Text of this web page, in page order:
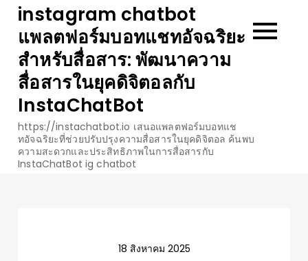
content
instagram chatbot
แพลตฟอร์มบอทแชทอัจฉริยะ
สำหรับสื่อสาร: พัฒนาความ
สื่อสารในยุคดิจิตอลกับ
InstaChatBot
https://instachatbot.io เสนอแพลตฟอร์มบอทแช
ทอัจฉริยะที่ช่วยปรับปรุงความสื่อสารในยุคดิจิตอล ค้นพบ
ความสะดวกและประสิทธิภาพในการสื่อสารกับ
InstaChatBot ig chatbot
18 สิงหาคม 2025